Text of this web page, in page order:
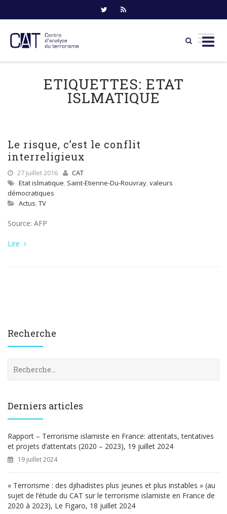
ETIQUETTES: ETAT
ISLMATIQUE
Le risque, c’est le conflit
interreligieux
27 juillet 2016
CAT
Etat islmatique, Saint-Etienne-Du-Rouvray, valeurs
démocratiques
Actus, TV
Source: AFP
Lire
Recherche
e
h
e
r
Derniers articles
Rapport – Terrorisme islamiste en France: attentats, tentatives
et projets d’attentats (2020 – 2023), 19 juillet 2024
19 juillet 2024
« Terrorisme : des djihadistes plus jeunes et plus instables » (au
sujet de l’étude du CAT sur le terrorisme islamiste en France de
2020 à 2023), Le Figaro, 18 juillet 2024